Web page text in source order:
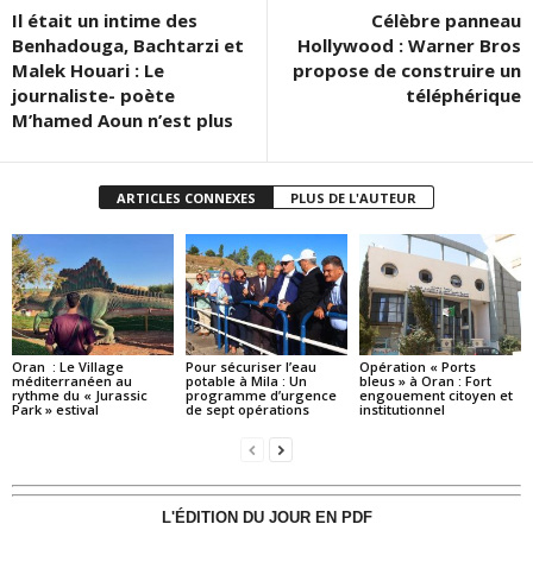
Il était un intime des
Benhadouga, Bachtarzi et
Malek Houari : Le
journaliste- poète
M’hamed Aoun n’est plus
Célèbre panneau
Hollywood : Warner Bros
propose de construire un
téléphérique
ARTICLES CONNEXES PLUS DE L'AUTEUR
Oran : Le Village
méditerranéen au
rythme du « Jurassic
Park » estival
Pour sécuriser l’eau
potable à Mila : Un
programme d’urgence
de sept opérations
Opération « Ports
bleus » à Oran : Fort
engouement citoyen et
institutionnel
L'ÉDITION DU JOUR EN PDF